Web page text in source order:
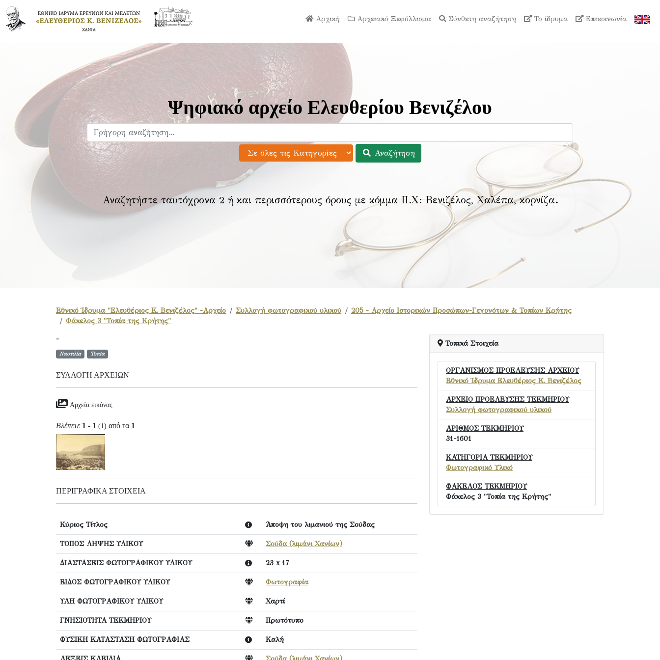
Αρχική Αρχειακό Ξεφύλλισμα Σύνθετη αναζήτηση Το ίδρυμα Επικοινωνία
Ψηφιακό αρχείο Ελευθερίου Βενιζέλου
Αναζήτηση
Αναζητήστε ταυτόχρονα 2 ή και περισσότερους όρους με κόμμα Π.Χ: Βενιζέλος, Χαλέπα, κορνίζα.
Εθνικό Ίδρυμα "Ελευθέριος Κ. Βενιζέλος" -Αρχείο Συλλογή φωτογραφικού υλικού
205 - Αρχείο Ιστορικών Προσώπων-Γεγονότων & Τοπίων Κρήτης
Φάκελος 3 "Τοπία της Κρήτης"
-
Ναυτιλία Τοπία
ΣΥΛΛΟΓΉ ΑΡΧΕΊΩΝ
Αρχεία εικόνας
Βλέπετε 1 - 1 (1) από τα 1
ΠΕΡΙΓΡΑΦΙΚΆ ΣΤΟΙΧΕΊΑ
Κύριος Τίτλος Άποψη του λιμανιού της Σούδας
ΤΟΠΟΣ ΛΗΨΗΣ ΥΛΙΚΟΥ Σούδα (λιμάνι Χανίων)
ΔΙΑΣΤΑΣΕΙΣ ΦΩΤΟΓΡΑΦΙΚΟΥ ΥΛΙΚΟΥ 23 x 17
ΕΙΔΟΣ ΦΩΤΟΓΡΑΦΙΚΟΥ ΥΛΙΚΟΥ Φωτογραφία
ΥΛΗ ΦΩΤΟΓΡΑΦΙΚΟΥ ΥΛΙΚΟΥ Χαρτί
ΓΝΗΣΙΟΤΗΤΑ ΤΕΚΜΗΡΙΟΥ Πρωτότυπο
ΦΥΣΙΚΗ ΚΑΤΑΣΤΑΣΗ ΦΩΤΟΓΡΑΦΙΑΣ Καλή
Τοπικά Στοιχεία
ΟΡΓΑΝΙΣΜΟΣ ΠΡΟΕΛΕΥΣΗΣ ΑΡΧΕΙΟΥ
Εθνικό Ίδρυμα Ελευθέριος Κ. Βενιζέλος
ΑΡΧΕΙΟ ΠΡΟΕΛΕΥΣΗΣ ΤΕΚΜΗΡΙΟΥ
Συλλογή φωτογραφικού υλικού
ΑΡΙΘΜΟΣ ΤΕΚΜΗΡΙΟΥ
31-1601
ΚΑΤΗΓΟΡΙΑ ΤΕΚΜΗΡΙΟΥ
Φωτογραφικό Υλικό
ΦΑΚΕΛΟΣ ΤΕΚΜΗΡΙΟΥ
Φάκελος 3 "Τοπία της Κρήτης"